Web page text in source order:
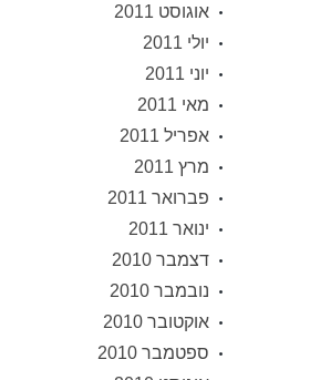
אוגוסט 2011
יולי 2011
יוני 2011
מאי 2011
אפריל 2011
מרץ 2011
פברואר 2011
ינואר 2011
דצמבר 2010
נובמבר 2010
אוקטובר 2010
ספטמבר 2010